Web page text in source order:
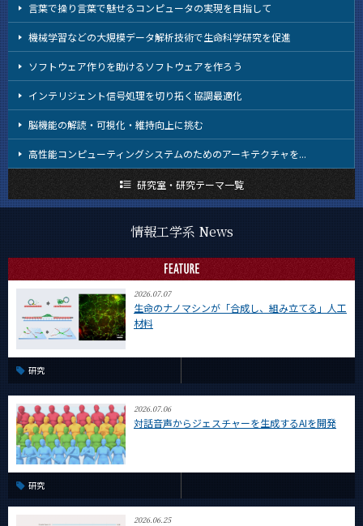
言葉で操り言葉で魅せるコンピュータの実現を目指して
機械学習などの大規模データ解析技術で生命科学研究を促進
ソフトウェア作りを助けるソフトウェアを作ろう
インテリジェント信号処理を切り拓く協調最適化
脳機能の解読・可視化・維持向上に挑む
高性能コンピューティングシステムのためのアーキテクチャを...
研究室・研究テーマ一覧
情報工学系 News
2026.07.07
生命のナノマシンが「合成し、組み立てる」人工
材料
研究
2026.07.06
対話音声からジェスチャーを生成するAIを開発
研究
2026.06.25
入学案内
Admissions
情報工学系 News
News
イベントカレンダー
Event Calendar
サイト構成
学内向け情報
CLOSE